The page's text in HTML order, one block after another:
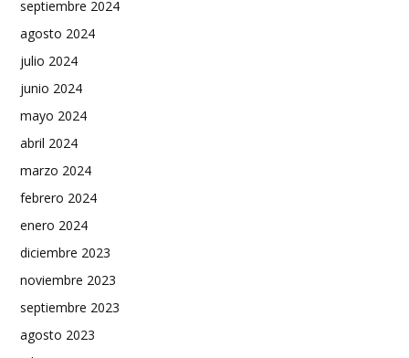
septiembre 2024
agosto 2024
julio 2024
junio 2024
mayo 2024
abril 2024
marzo 2024
febrero 2024
enero 2024
diciembre 2023
noviembre 2023
septiembre 2023
agosto 2023